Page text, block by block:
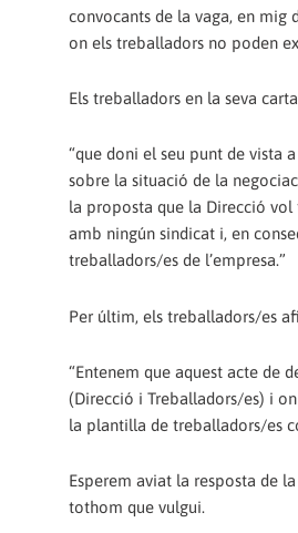
convocants de la vaga, en mig
on els treballadors no poden
Els treballadors en la seva
“que doni el seu punt de vista
sobre la situació de la
la proposta que la Direcció vol
amb ningún sindicat i, en
treballadors/es de l’empresa.”
Per últim, els treballadors/es
“Entenem que aquest acte de
(Direcció i Treballadors/es) i
la plantilla de treballadors/es
Esperem aviat la resposta de
tothom que vulgui.